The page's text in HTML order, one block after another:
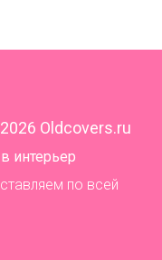
Oldcovers.ru
интерьер
по всей